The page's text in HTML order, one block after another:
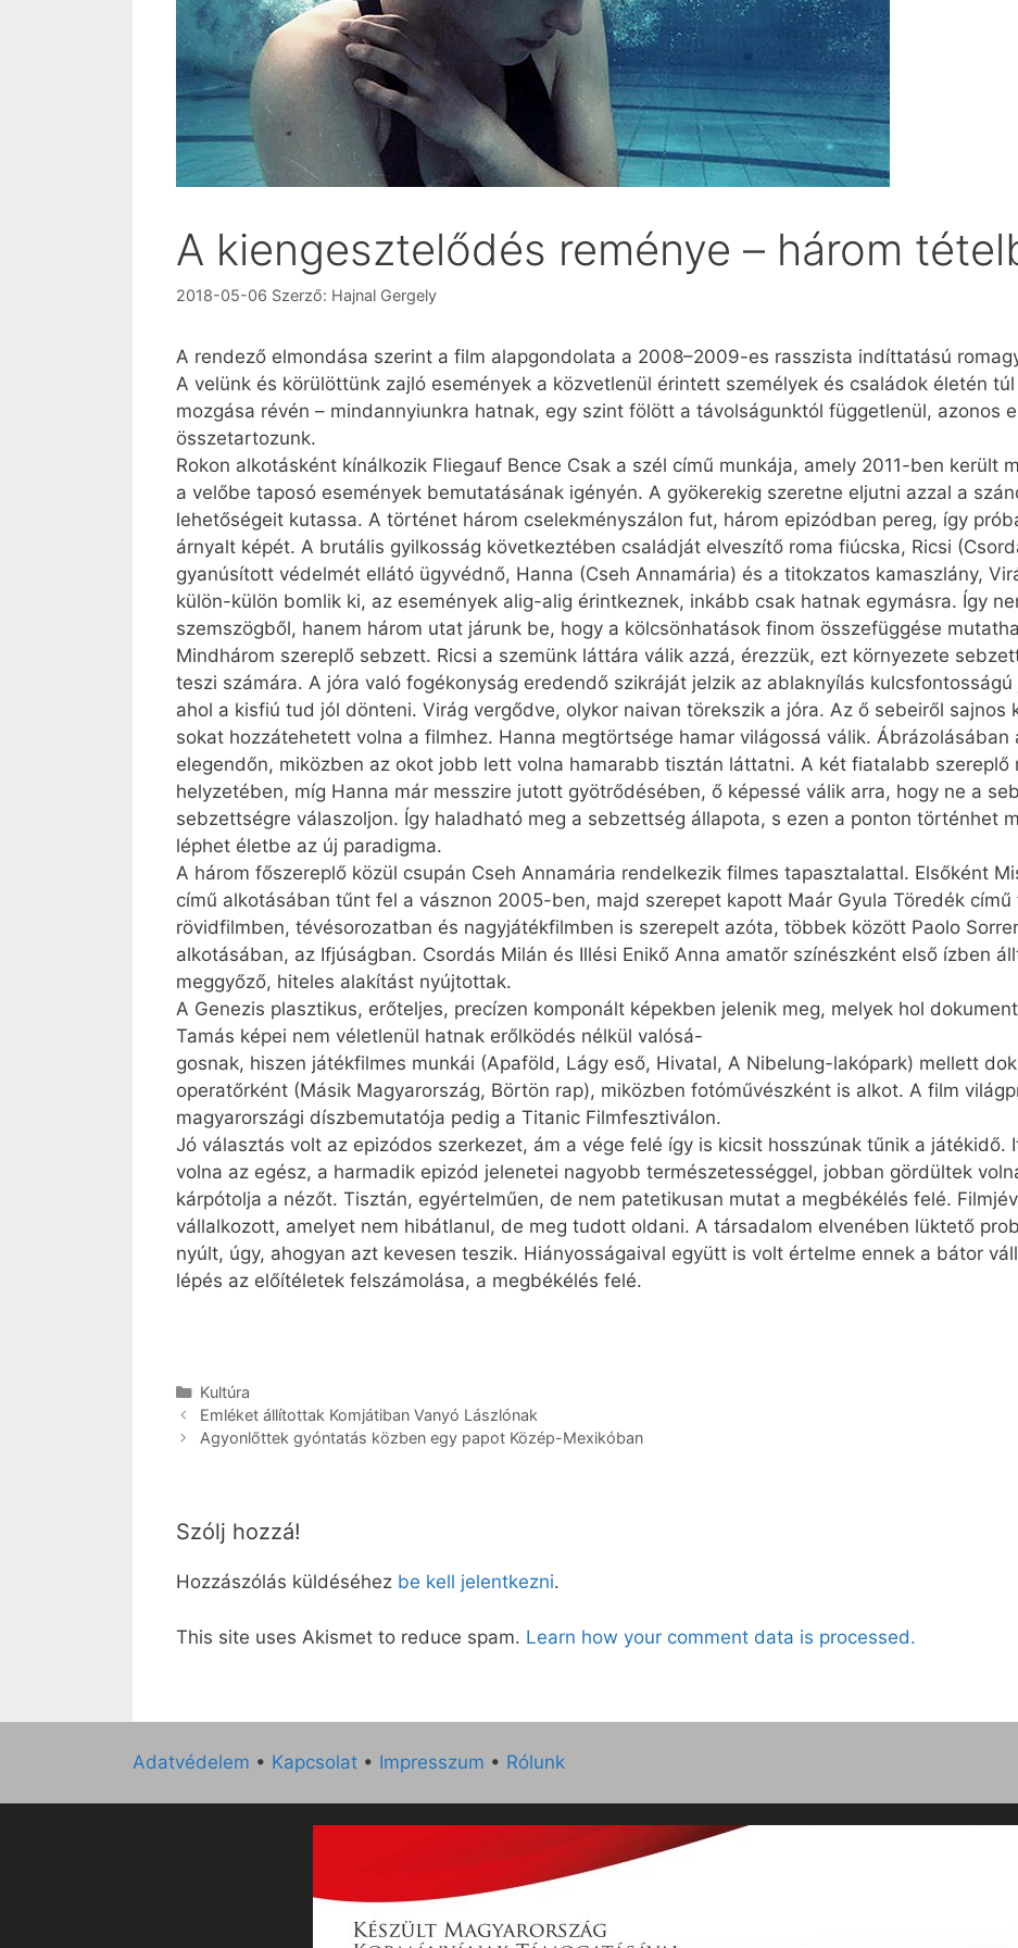
A kiengesztelődés reménye – három
2018-05-06 Szerző: Hajnal Gergely
A rendező elmondása szerint a film alapgondolata a 2008–2009-es rasszista indíttatású
A velünk és körülöttünk zajló események a közvetlenül érintett személyek és családok életén
mozgása révén – mindannyiunkra hatnak, egy szint fölött a távolságunktól függetlenül, azonos
összetartozunk.
Rokon alkotásként kínálkozik Fliegauf Bence Csak a szél című munkája, amely 2011-ben került
a velőbe taposó események bemutatásának igényén. A gyökerekig szeretne eljutni azzal a
lehetőségeit kutassa. A történet három cselekményszálon fut, három epizódban pereg, így
árnyalt képét. A brutális gyilkosság következtében családját elveszítő roma fiúcska, Ricsi
gyanúsított védelmét ellátó ügyvédnő, Hanna (Cseh Annamária) és a titokzatos kamaszlány,
külön-külön bomlik ki, az események alig-alig érintkeznek, inkább csak hatnak egymásra. Így
szemszögből, hanem három utat járunk be, hogy a kölcsönhatások finom összefüggése
Mindhárom szereplő sebzett. Ricsi a szemünk láttára válik azzá, érezzük, ezt környezete
teszi számára. A jóra való fogékonyság eredendő szikráját jelzik az ablaknyílás
ahol a kisfiú tud jól dönteni. Virág vergődve, olykor naivan törekszik a jóra. Az ő sebeiről sajnos
sokat hozzátehetett volna a filmhez. Hanna megtörtsége hamar világossá válik.
elegendőn, miközben az okot jobb lett volna hamarabb tisztán láttatni. A két fiatalabb szereplő
helyzetében, míg Hanna már messzire jutott gyötrődésében, ő képessé válik arra, hogy ne a
sebzettségre válaszoljon. Így haladható meg a sebzettség állapota, s ezen a ponton történhet
léphet életbe az új paradigma.
A három főszereplő közül csupán Cseh Annamária rendelkezik filmes tapasztalattal. Elsőként
című alkotásában tűnt fel a vásznon 2005-ben, majd szerepet kapott Maár Gyula Töredék
rövidfilmben, tévésorozatban és nagyjátékfilmben is szerepelt azóta, többek között Paolo
alkotásában, az Ifjúságban. Csordás Milán és Illési Enikő Anna amatőr színészként első ízben
meggyőző, hiteles alakítást nyújtottak.
A Genezis plasztikus, erőteljes, precízen komponált képekben jelenik meg, melyek hol
Tamás képei nem véletlenül hatnak erőlködés nélkül valósá-
gosnak, hiszen játékfilmes munkái (Apaföld, Lágy eső, Hivatal, A Nibelung-lakópark) mellett
operatőrként (Másik Magyarország, Börtön rap), miközben fotóművészként is alkot. A film
magyarországi díszbemutatója pedig a Titanic Filmfesztiválon.
Jó választás volt az epizódos szerkezet, ám a vége felé így is kicsit hosszúnak tűnik a
volna az egész, a harmadik epizód jelenetei nagyobb természetességgel, jobban gördültek
kárpótolja a nézőt. Tisztán, egyértelműen, de nem patetikusan mutat a megbékélés felé.
vállalkozott, amelyet nem hibátlanul, de meg tudott oldani. A társadalom elve­nében lüktető
nyúlt, úgy, ahogyan azt kevesen teszik. Hiányosságaival együtt is volt értelme ennek a bátor
lépés az előítéletek felszámolása, a megbékélés felé.
Kategória
Kultúra
Emléket állítottak Komjátiban Vanyó Lászlónak
Agyonlőttek gyóntatás közben egy papot Közép-Mexikóban
Szólj hozzá!
Hozzászólás küldéséhez be kell jelentkezni.
This site uses Akismet to reduce spam. Learn how your comment data is processed.
Adatvédelem • Kapcsolat • Impresszum • Rólunk